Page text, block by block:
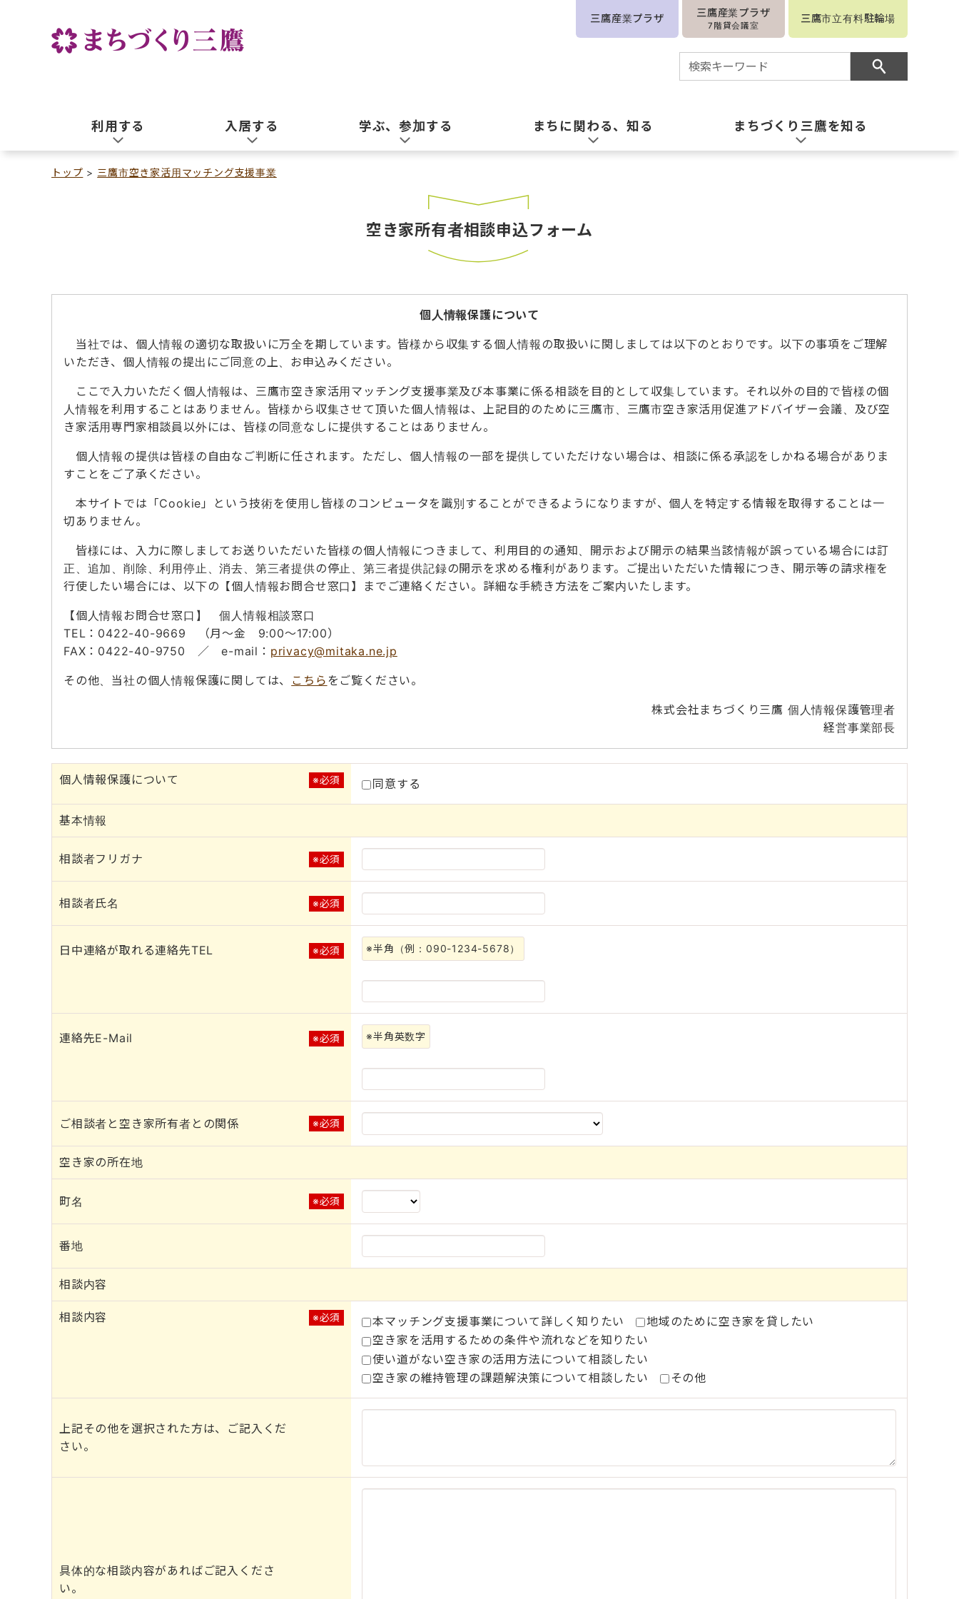
三鷹産業プラザ 三鷹産業プラザ
7階貸会議室
三鷹市立有料駐輪場
利用する 入居する 学ぶ、参加する まちに関わる、知る まちづくり三鷹を知る
トップ 三鷹市空き家活用マッチング支援事業
空き家所有者相談申込フォーム
個人情報保護について
当社では、個人情報の適切な取扱いに万全を期しています。皆様から収集する個人情報の取扱いに関しましては以下のとおりです。以下の事項をご理解
いただき、個人情報の提出にご同意の上、お申込みください。
ここで入力いただく個人情報は、三鷹市空き家活用マッチング支援事業及び本事業に係る相談を目的として収集しています。それ以外の目的で皆様の個
人情報を利用することはありません。皆様から収集させて頂いた個人情報は、上記目的のために三鷹市、三鷹市空き家活用促進アドバイザー会議、及び空
き家活用専門家相談員以外には、皆様の同意なしに提供することはありません。
個人情報の提供は皆様の自由なご判断に任されます。ただし、個人情報の一部を提供していただけない場合は、相談に係る承認をしかねる場合がありま
すことをご了承ください。
本サイトでは「Cookie」という技術を使用し皆様のコンピュータを識別することができるようになりますが、個人を特定する情報を取得することは一
切ありません。
皆様には、入力に際しましてお送りいただいた皆様の個人情報につきまして、利用目的の通知、開示および開示の結果当該情報が誤っている場合には訂
正、追加、削除、利用停止、消去、第三者提供の停止、第三者提供記録の開示を求める権利があります。ご提出いただいた情報につき、開示等の請求権を
行使したい場合には、以下の【個人情報お問合せ窓口】までご連絡ください。詳細な手続き方法をご案内いたします。
【個人情報お問合せ窓口】 個人情報相談窓口
TEL：0422-40-9669 （月～金 9:00～17:00）
FAX：0422-40-9750 ／ e-mail： privacy@mitaka.ne.jp
その他、当社の個人情報保護に関しては、 こちら をご覧ください。
株式会社まちづくり三鷹 個人情報保護管理者
経営事業部長
個人情報保護について ※必須 同意する
基本情報
相談者フリガナ ※必須
相談者氏名 ※必須
日中連絡が取れる連絡先TEL ※必須 ※半角（例：090-1234-5678）
連絡先E-Mail ※必須 ※半角英数字
ご相談者と空き家所有者との関係 ※必須
空き家の所在地
町名 ※必須
番地
相談内容
相談内容 ※必須 本マッチング支援事業について詳しく知りたい
地域のために空き家を貸したい
空き家を活用するための条件や流れなどを知りたい
使い道がない空き家の活用方法について相談したい
空き家の維持管理の課題解決策について相談したい
その他
上記その他を選択された方は、ご記入くだ
さい。
具体的な相談内容があればご記入くださ
い。